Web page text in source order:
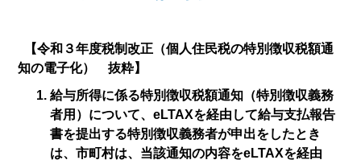
【令和３年度税制改正（個人住民税の特別徴収税額通
知の電子化） 抜粋】
給与所得に係る特別徴収税額通知（特別徴収義務
者用）について、eLTAXを経由して給与支払報告
書を提出する特別徴収義務者が申出をしたとき
は、市町村は、当該通知の内容をeLTAXを経由